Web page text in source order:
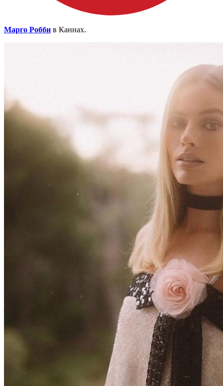
Марго Робби в Каннах.